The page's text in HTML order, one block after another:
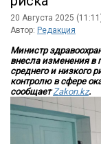
20 Августа 2025
Автор: Редакция
Министр
внесла изменения в
среднего и низкого
контролю в сфере
сообщаетZakon.kz.